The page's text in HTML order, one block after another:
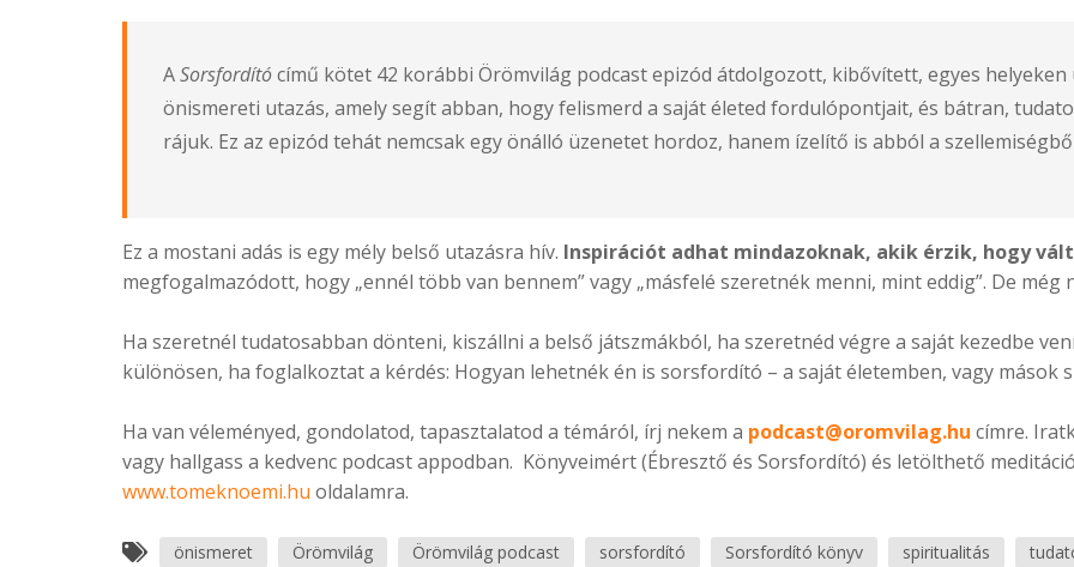
ASorsfordítócímű kötet 42 korábbi Örömvilág podcast epizód átdolgozott, kibővített, egyes
önismereti utazás, amely segít abban, hogy felismerd a saját életed fordulópontjait, és bátran,
rájuk. Ez az epizód tehát nemcsak egy önálló üzenetet hordoz, hanem ízelítő is abból a
Ez a mostani adás is egy mély belső utazásra hív. Inspirációt adhat mindazoknak, akik érzik, hogy
megfogalmazódott, hogy „ennél több van bennem” vagy „másfelé szeretnék menni, mint eddig”. De még
Ha szeretnél tudatosabban dönteni, kiszállni a belső játszmákból, ha szeretnéd végre a saját kezedbe
különösen, ha foglalkoztat a kérdés: Hogyan lehetnék én is sorsfordító – a saját életemben, vagy mások
Ha van véleményed, gondolatod, tapasztalatod a témáról, írj nekem a podcast@oromvilag.hu címre.
vagy hallgass a kedvenc podcast appodban. Könyveimért (Ébresztő és Sorsfordító) és letölthető
www.tomeknoemi.hu oldalamra.
önismeret Örömvilág Örömvilág podcast sorsfordító Sorsfordító könyv spiritualitás